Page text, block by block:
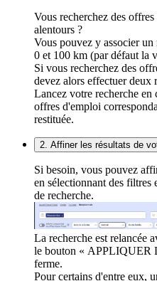
Vous recherchez des
alentours ?
Vous pouvez y associer
0 et 100 km (par défaut la
Si vous recherchez des
devez alors effectuer deux
Lancez votre recherche
offres d'emploi
restituée.
2. Affiner les résultats de
Si besoin, vous pouvez
en sélectionnant des filtres
de recherche.
La recherche est relancée
le bouton « APPLIQUER
ferme.
Pour certains d'entre eux,